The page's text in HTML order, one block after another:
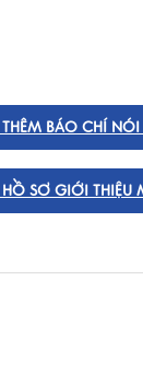
BÁO CHÍ NÓI
SƠ GIỚI THIỆU